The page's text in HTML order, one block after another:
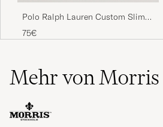
Polo Ralph Lauren Custom Slim
Fit Tee Ink
75€
Mehr von Morris